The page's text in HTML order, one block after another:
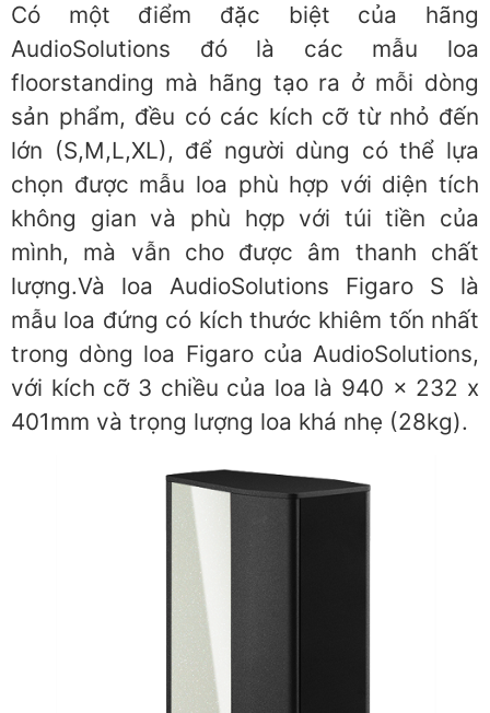
Có một điểm đặc biệt của hãng
AudioSolutions đó là các mẫu loa
floorstanding mà hãng tạo ra ở mỗi dòng
sản phẩm, đều có các kích cỡ từ nhỏ đến
lớn (S,M,L,XL), để người dùng có thể lựa
chọn được mẫu loa phù hợp với diện tích
không gian và phù hợp với túi tiền của
mình, mà vẫn cho được âm thanh chất
lượng.Và loa AudioSolutions Figaro S là
mẫu loa đứng có kích thước khiêm tốn nhất
trong dòng loa Figaro của AudioSolutions,
với kích cỡ 3 chiều của loa là 940 x 232 x
401mm và trọng lượng loa khá nhẹ (28kg).